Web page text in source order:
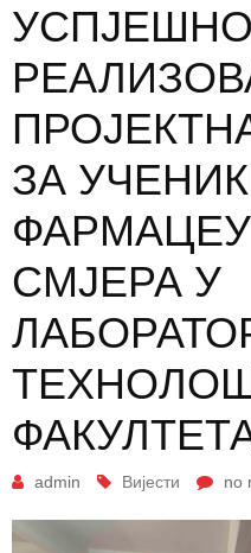
УСПЈЕШНО
ЗА
СМЈЕРА У
admin Вијести no